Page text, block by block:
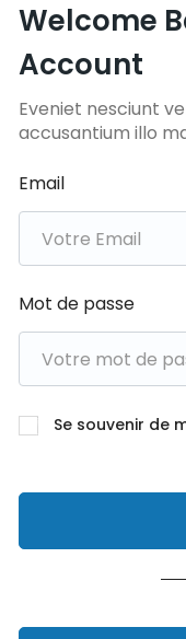
Welcome
Account
Eveniet nesciunt
accusantium illo
Email
Mot de passe
Se souvenir de